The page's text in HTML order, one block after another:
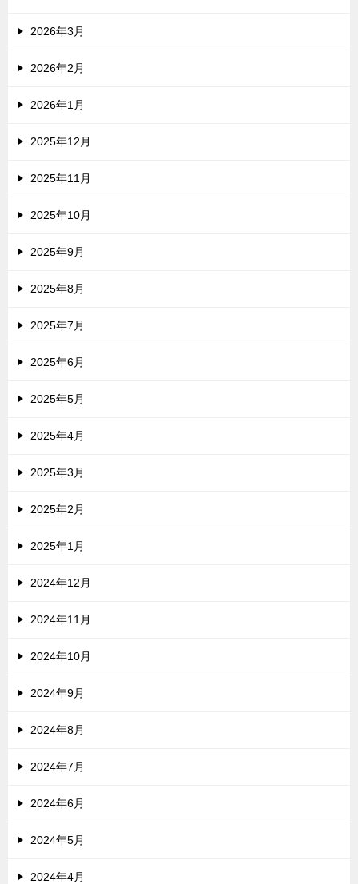
2026年3月
2026年2月
2026年1月
2025年12月
2025年11月
2025年10月
2025年9月
2025年8月
2025年7月
2025年6月
2025年5月
2025年4月
2025年3月
2025年2月
2025年1月
2024年12月
2024年11月
2024年10月
2024年9月
2024年8月
2024年7月
2024年6月
2024年5月
2024年4月